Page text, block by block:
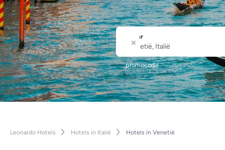
Waar
Stad of hotelnaam
promocode
Leonardo Hotels Hotels in Italië Hotels in Venetië